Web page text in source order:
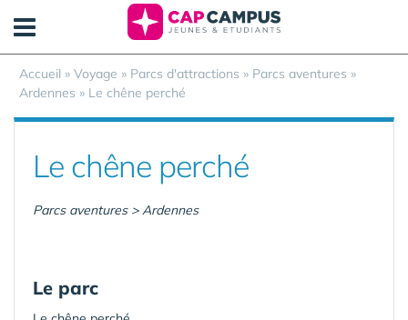
Accueil » Voyage » Parcs d'attractions » Parcs aventures »
Ardennes » Le chêne perché
Le chêne perché
Parcs aventures > Ardennes
Le parc
Panneau de gestion des cookies